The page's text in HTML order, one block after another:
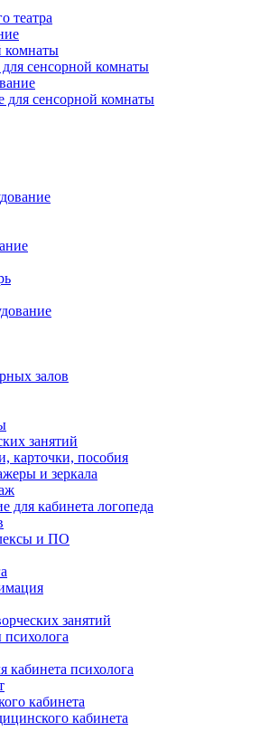
театра
комнаты
для сенсорной комнаты
для сенсорной комнаты
залов
занятий
карточки, пособия
и зеркала
для кабинета логопеда
и ПО
занятий
психолога
кабинета
кабинета